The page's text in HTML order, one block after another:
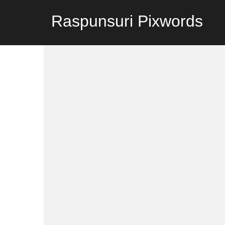
Raspunsuri Pixwords